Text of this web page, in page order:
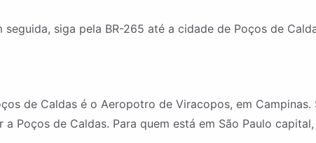
siga pela BR-265 até a cidade de Poços de
de Caldas é o Aeropotro de Viracopos, em Campinas.
Poços de Caldas. Para quem está em São Paulo